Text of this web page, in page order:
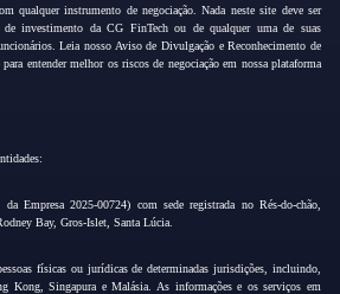
qualquer instrumento de negociação. Nada neste site deve ser
de investimento da CG FinTech ou de qualquer uma de suas
Leia nosso Aviso de Divulgação e Reconhecimento de
entender melhor os riscos de negociação em nossa plataforma
Empresa 2025-00724) com sede registrada no Rés-do-chão,
Bay, Gros-Islet, Santa Lúcia.
físicas ou jurídicas de determinadas jurisdições, incluindo,
Kong, Singapura e Malásia. As informações e os serviços em